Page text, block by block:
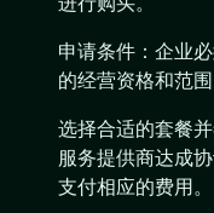
申请条件：企业
的经营资格和范围
选择合适的套餐
服务提供商达成
支付相应的费用。